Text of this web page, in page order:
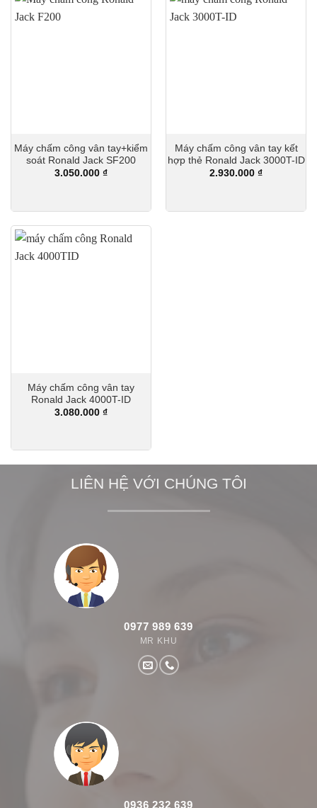
Máy chấm công vân tay+kiểm
soát Ronald Jack SF200
3.050.000 ₫
Máy chấm công vân tay kết
hợp thẻ Ronald Jack 3000T-ID
2.930.000 ₫
Máy chấm công vân tay
Ronald Jack 4000T-ID
3.080.000 ₫
LIÊN HỆ VỚI CHÚNG TÔI
0977 989 639
MR KHU
0936 232 639